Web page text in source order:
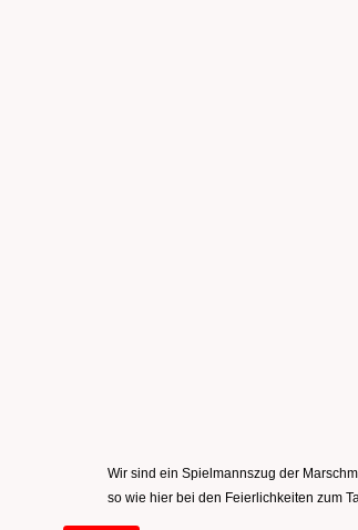
Wir sind ein Spielmannszug der
so wie hier bei den Feierlichkeiten zum